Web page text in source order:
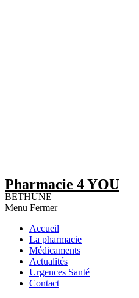
Pharmacie 4 YOU
BETHUNE
Menu Fermer
Accueil
La pharmacie
Médicaments
Actualités
Urgences Santé
Contact